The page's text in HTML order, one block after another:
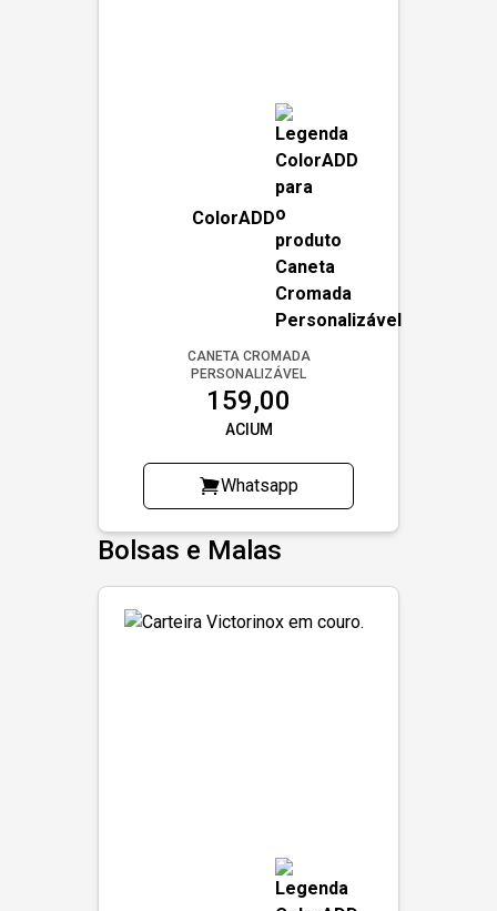
ColorADD
CANETA CROMADA
PERSONALIZÁVEL
159,00
ACIUM
Whatsapp
Bolsas e Malas